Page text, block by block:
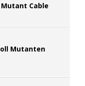
Mutant Cable
Mutanten